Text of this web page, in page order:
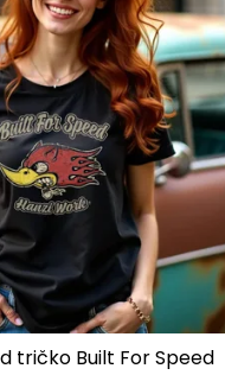
tričko Built For Speed